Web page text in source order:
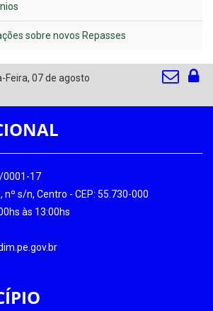
sobre novos Repasses
Feira, 07 de agosto
0001-17
nº s/n, Centro - CEP: 55.730-000
às 13:00hs